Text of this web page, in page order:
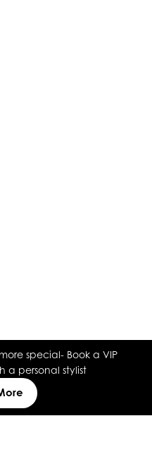
special- Book a VIP
a personal stylist